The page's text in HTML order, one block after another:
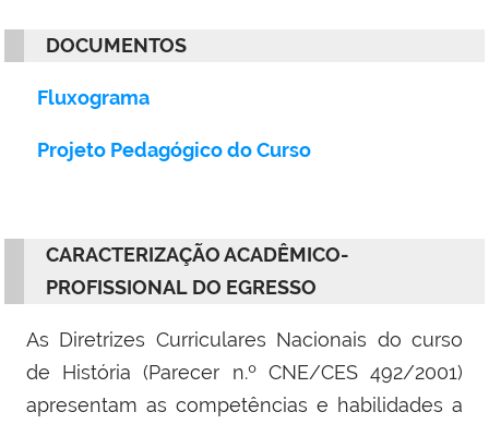
DOCUMENTOS
Fluxograma
Projeto Pedagógico do Curso
CARACTERIZAÇÃO ACADÊMICO-
PROFISSIONAL DO EGRESSO
As Diretrizes Curriculares Nacionais do curso
de História (Parecer n.º CNE/CES 492/2001)
apresentam as competências e habilidades a